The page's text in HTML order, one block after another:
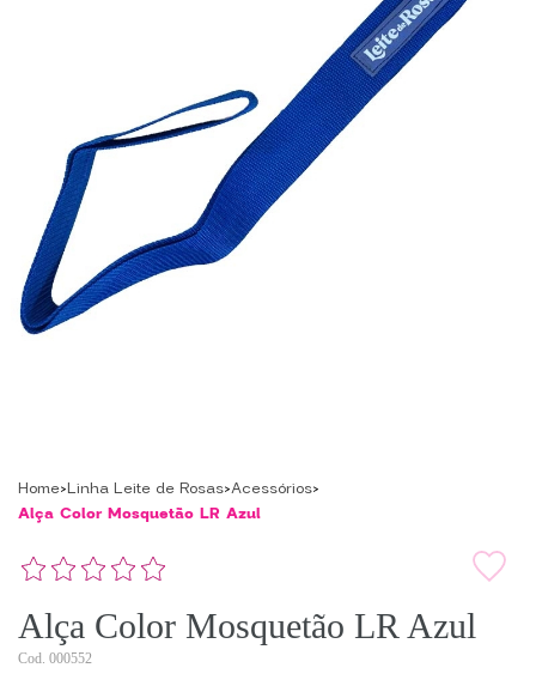
Home Linha Leite de Rosas Acessórios
Alça Color Mosquetão LR Azul
Alça Color Mosquetão LR Azul
000552